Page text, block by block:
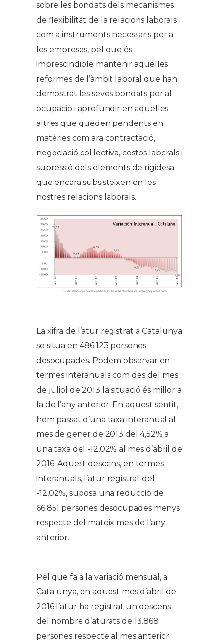
sobre les bondats dels mecanismes
de flexibilitat de la relacions laborals
com a instruments necessaris per a
les empreses, pel que és
imprescindible mantenir aquelles
reformes de l’àmbit laboral que han
demostrat les seves bondats per al
ocupació i aprofundir en aquelles
altres que queden pendents en
matèries com ara contractació,
negociació col·lectiva, costos laborals i
supressió dels elements de rigidesa
que encara subsisteixen en les
nostres relacions laborals.
La xifra de l’atur registrat a Catalunya
se situa en 486.123 persones
desocupades. Podem observar en
termes interanuals com des del mes
de juliol de 2013 la situació és millor a
la de l’any anterior. En aquest sentit,
hem passat d’una taxa interanual al
mes de gener de 2013 del 4,52% a
una taxa del -12,02% al mes d’abril de
2016. Aquest descens, en termes
interanuals, l’atur registrat del
-12,02%, suposa una reducció de
66.851 persones desocupades menys
respecte del mateix mes de l’any
anterior.
Pel que fa a la variació mensual, a
Catalunya, en aquest mes d’abril de
2016 l’atur ha registrat un descens
del nombre d’aturats de 13.868
persones respecte al mes anterior